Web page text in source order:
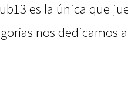
es la única que
nos dedicamos a